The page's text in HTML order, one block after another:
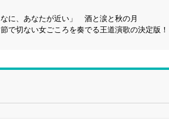
なに、あなたが近い」 酒と涙と秋の月
で切ない女ごころを奏でる王道演歌の決定版！